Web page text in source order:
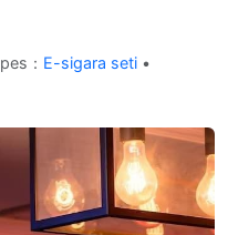
： E-sigara seti •